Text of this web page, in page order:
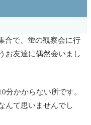
合で、蛍の観察会に行
お友達に偶然会いまし
分かからない所です。
んて思いませんでし